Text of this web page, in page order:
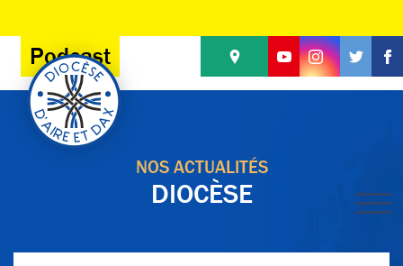
Podcast
NOS ACTUALITÉS
DIOCÈSE